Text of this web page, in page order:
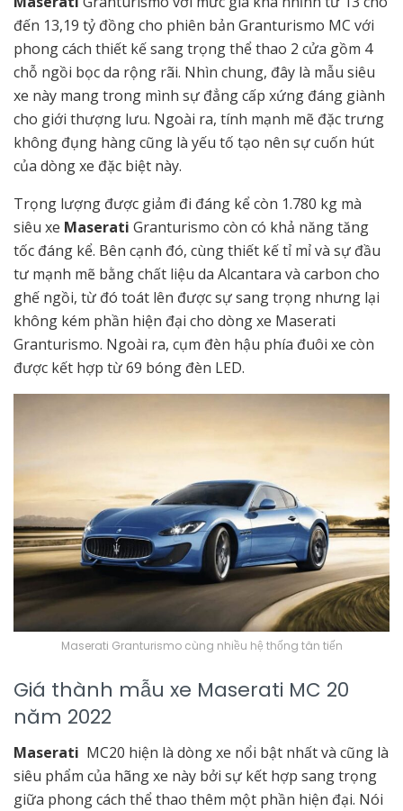
đến 13,19 tỷ đồng cho phiên bản Granturismo MC với
phong cách thiết kế sang trọng thể thao 2 cửa gồm 4
chỗ ngồi bọc da rộng rãi. Nhìn chung, đây là mẫu siêu
xe này mang trong mình sự đẳng cấp xứng đáng giành
cho giới thượng lưu. Ngoài ra, tính mạnh mẽ đặc trưng
không đụng hàng cũng là yếu tố tạo nên sự cuốn hút
của dòng xe đặc biệt này.
Trọng lượng được giảm đi đáng kể còn 1.780 kg mà
siêu xe Maserati Granturismo còn có khả năng tăng
tốc đáng kể. Bên cạnh đó, cùng thiết kế tỉ mỉ và sự đầu
tư mạnh mẽ bằng chất liệu da Alcantara và carbon cho
ghế ngồi, từ đó toát lên được sự sang trọng nhưng lại
không kém phần hiện đại cho dòng xe Maserati
Granturismo. Ngoài ra, cụm đèn hậu phía đuôi xe còn
được kết hợp từ 69 bóng đèn LED.
Maserati Granturismo cùng nhiều hệ thống tân tiến
Giá thành mẫu xe Maserati MC 20
năm 2022
Maserati MC20 hiện là dòng xe nổi bật nhất và cũng là
siêu phẩm của hãng xe này bởi sự kết hợp sang trọng
giữa phong cách thể thao thêm một phần hiện đại. Nói